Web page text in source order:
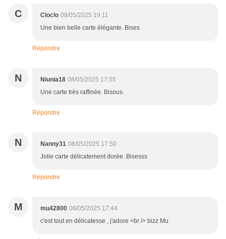
C Cloclo 08/05/2025 19:11
Une bien belle carte élégante. Bises
Répondre
N Niunia18 08/05/2025 17:55
Une carte très raffinée. Bisous.
Répondre
N Nanny31 08/05/2025 17:50
Jolie carte délicatement dorée. Bisesss
Répondre
M mu42800 08/05/2025 17:44
c'est tout en délicatesse , j'adore <br /> bizz Mu